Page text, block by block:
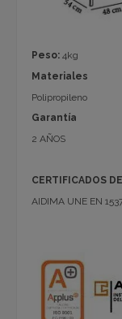
Peso: 4kg
Materiales
Polipropileno
Garantía
2 AÑOS
CERTIFICADOS
AIDIMA UNE EN